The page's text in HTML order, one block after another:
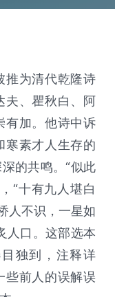
推为清代乾隆诗
夫、瞿秋白、阿
有加。他诗中诉
寒素才人生存的
的共鸣。“似此
“十有九人堪白
人不识，一星如
人口。这部选本
独到，注释详
些前人的误解误